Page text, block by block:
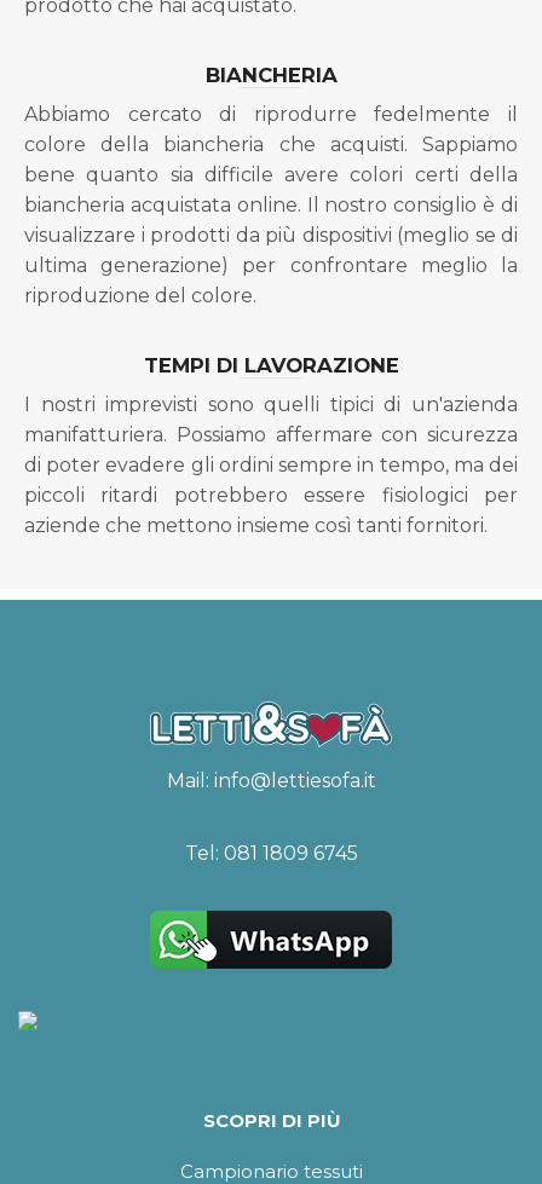
prodotto che hai acquistato.
BIANCHERIA
Abbiamo cercato di riprodurre fedelmente il
colore della biancheria che acquisti. Sappiamo
bene quanto sia difficile avere colori certi della
biancheria acquistata online. Il nostro consiglio è di
visualizzare i prodotti da più dispositivi (meglio se di
ultima generazione) per confrontare meglio la
riproduzione del colore.
TEMPI DI LAVORAZIONE
I nostri imprevisti sono quelli tipici di un'azienda
manifatturiera. Possiamo affermare con sicurezza
di poter evadere gli ordini sempre in tempo, ma dei
piccoli ritardi potrebbero essere fisiologici per
aziende che mettono insieme così tanti fornitori.
Mail: info@lettiesofa.it
Tel: 081 1809 6745
SCOPRI DI PIÙ
Campionario tessuti